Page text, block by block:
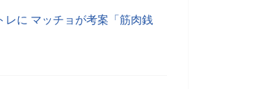
レに マッチョが考案「筋肉銭